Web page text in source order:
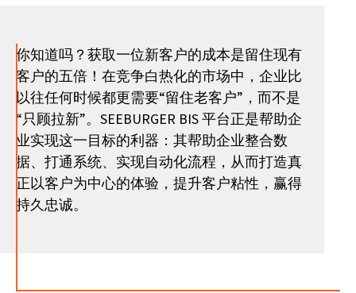
你知道吗？获取一位新客户的成本是留住现有
客户的五倍！在竞争白热化的市场中，企业比
以往任何时候都更需要“留住老客户”，而不是
“只顾拉新”。SEEBURGER BIS 平台正是帮助企
业实现这一目标的利器：其帮助企业整合数
据、打通系统、实现自动化流程，从而打造真
正以客户为中心的体验，提升客户粘性，赢得
持久忠诚。